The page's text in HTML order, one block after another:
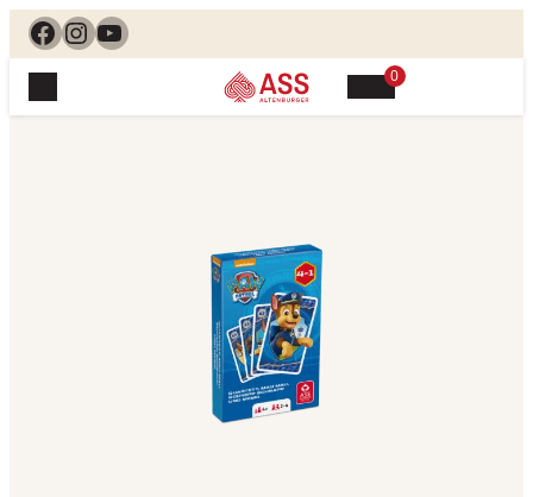
Facebook
Instagram
YouTube
0
Alle Produkte im Überblick